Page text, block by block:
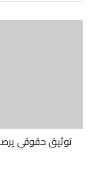
توثيق حقوقي